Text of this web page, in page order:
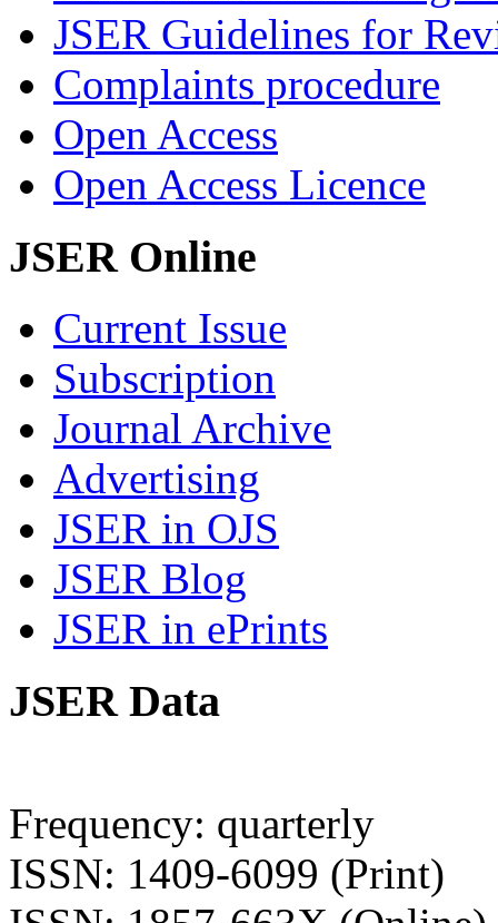
JSER Guidelines for
Complaints procedure
Open Access
Open Access Licence
JSER Online
Current Issue
Subscription
Journal Archive
Advertising
JSER in OJS
JSER Blog
JSER in ePrints
JSER Data
Frequency: quarterly
ISSN: 1409-6099 (Print)